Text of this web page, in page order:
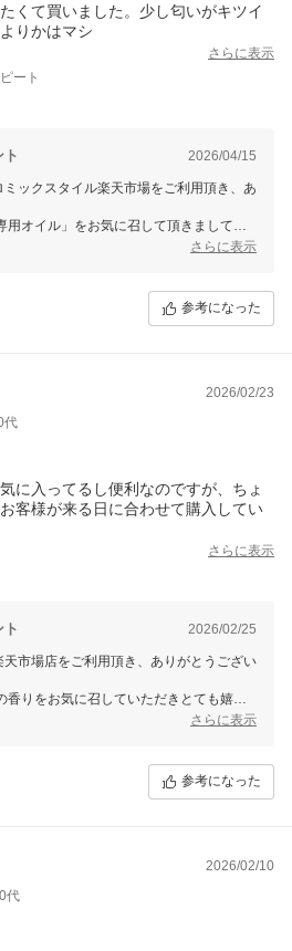
くて買いました。少し匂いがキツイ
りかはマシ
さらに表示
ート
2026/04/15
ックスタイル楽天市場をご利用頂き、あ
オイル」をお気に召して頂きまして嬉
りが強く感じられるかと存じます。調整
すので、空気に馴染むまでは調整していた
した香りが苦手な方もいらっしゃるかと
は抜群ですので天然オイルだけが兼ね備
を無臭化する効果効能を感じていただけ
物性エタノールを使用しておりますの
が苦手な方でも安心してご使用頂けるか
ます。
さらに表示
参考になった
2026/02/23
代
に入ってるし便利なのですが、ちょ
客様が来る日に合わせて購入してい
さらに表示
2026/02/25
市場店をご利用頂き、ありがとうござい
りをお気に召していただきとても嬉し
いができることを何よりの喜びとしており
さらに表示
参考になった
2026/02/10
代